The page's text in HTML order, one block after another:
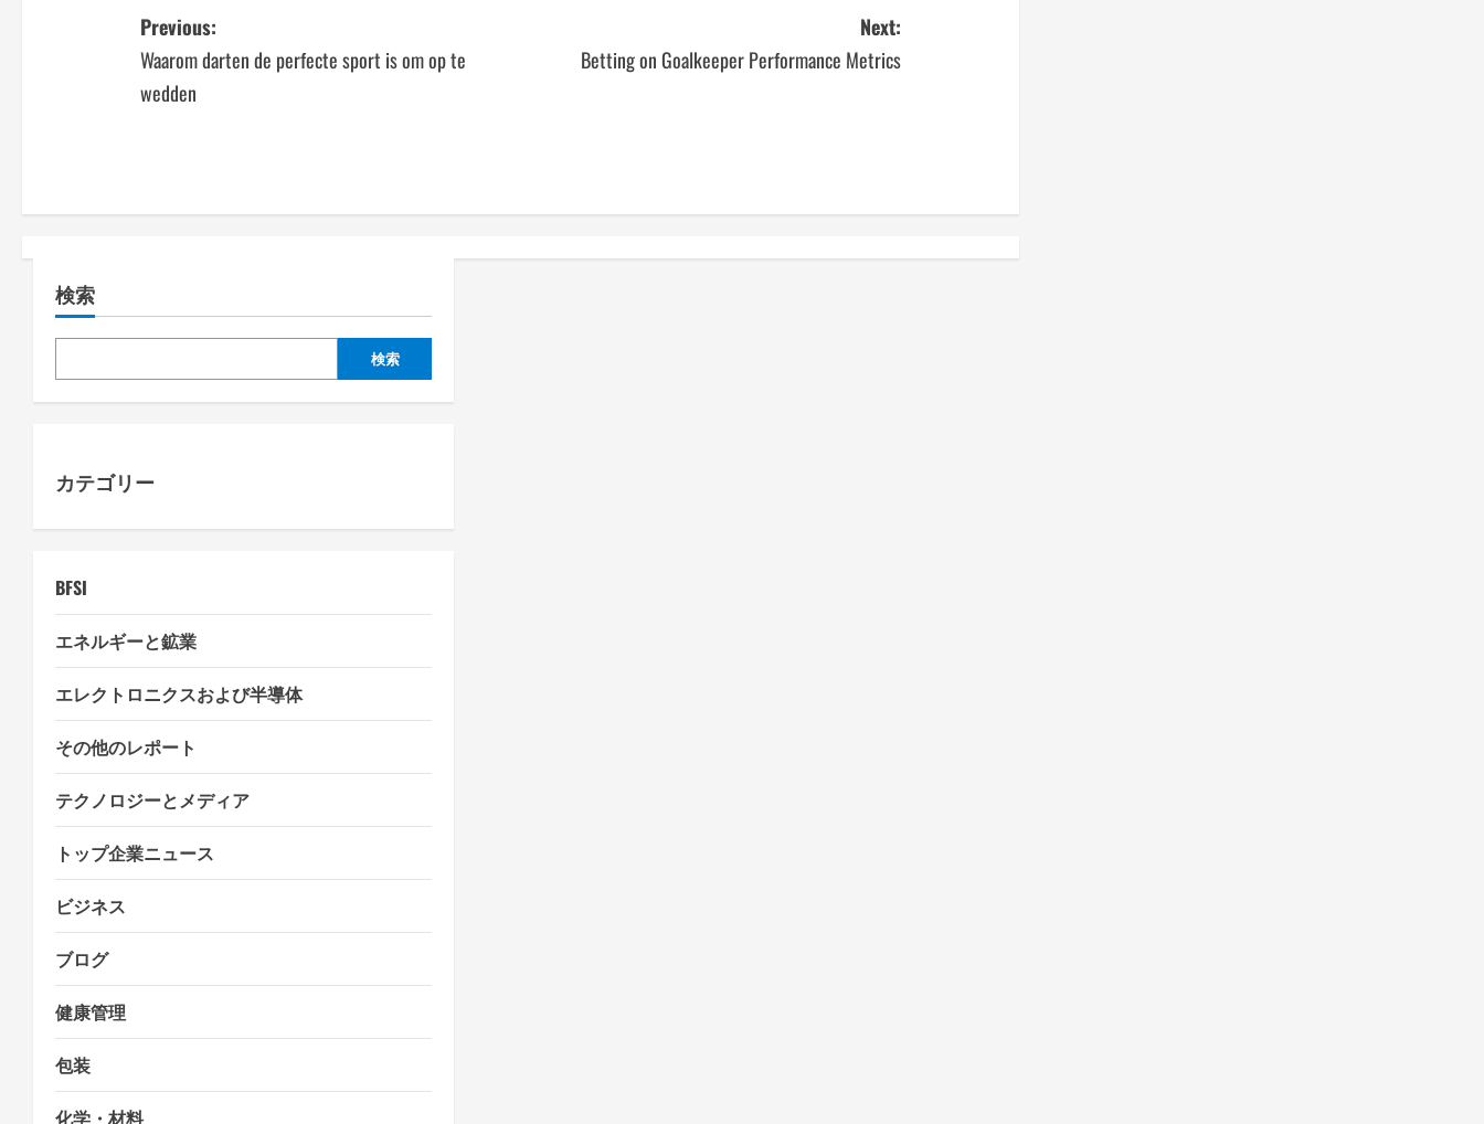
P
o
n
v
i
g
t
i
n
Previous:
Waarom darten de perfecte sport is om op te
wedden
Next:
Betting on Goalkeeper Performance Metrics
検索
検索
カテゴリー
BFSI
エネルギーと鉱業
エレクトロニクスおよび半導体
その他のレポート
テクノロジーとメディア
トップ企業ニュース
ビジネス
ブログ
健康管理
包装
化学・材料